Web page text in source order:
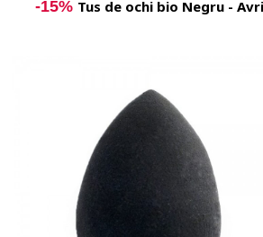
-15% Tus de ochi bio Negru -